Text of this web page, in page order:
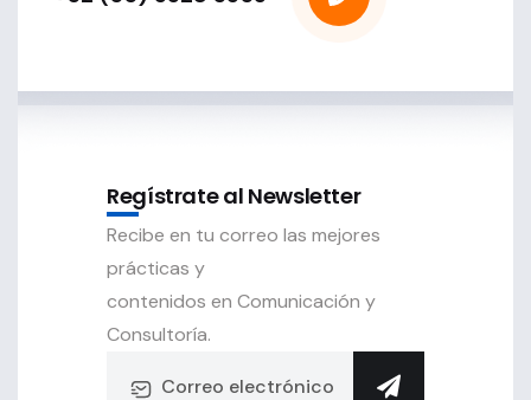
Regístrate al Newsletter
Recibe en tu correo las mejores
prácticas y
contenidos en Comunicación y
Consultoría.